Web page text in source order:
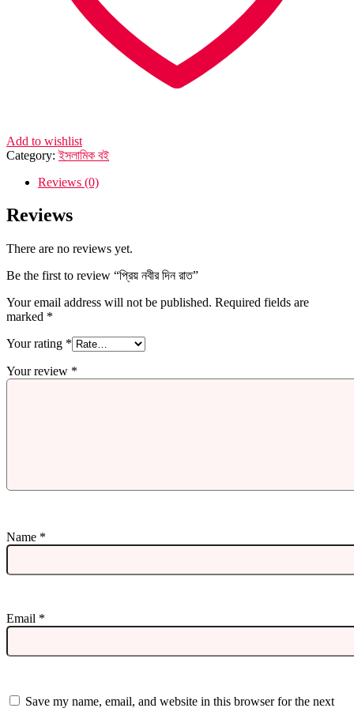
Add to wishlist
Category:ইসলামিক বই
Reviews (0)
Reviews
There are no reviews yet.
Be the first to review “প্রিয় নবীর দিন রাত”
Your email address will not be published. Required fields are
marked *
Your rating *
Your review *
Name *
Email *
Save my name, email, and website in this browser for the next